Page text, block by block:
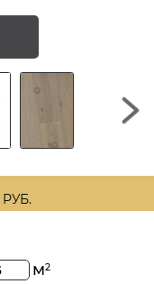
РУБ.
м2